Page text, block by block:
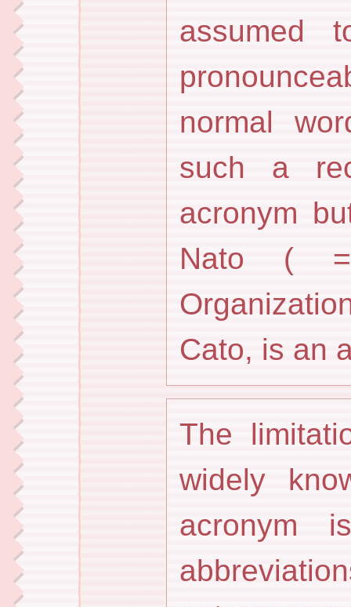
assumed
normal
such a
acronym
Nato ( =
Cato, is an
The
widely
acronym